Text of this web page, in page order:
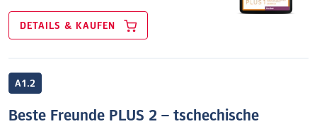
DETAILS & KAUFEN
A1.2
Beste Freunde PLUS 2 – tschechische